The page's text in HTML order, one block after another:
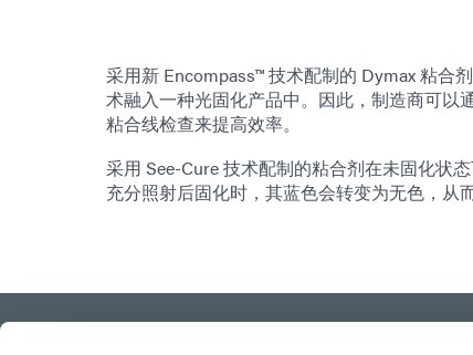
采用新 Encompass™ 技术配制的 Dymax 粘合
术融入一种光固化产品中。因此，制造商可以
粘合线检查来提高效率。
采用 See-Cure 技术配制的粘合剂在未固化状
充分照射后固化时，其蓝色会转变为无色，从